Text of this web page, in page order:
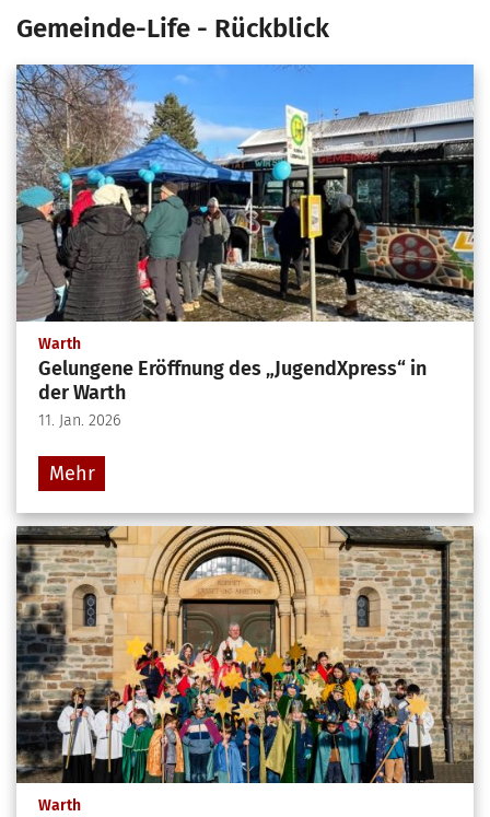
Gemeinde-Life - Rückblick
Warth:
Gelungene Eröffnung des „JugendXpress“ in
der Warth
11. Jan. 2026
Mehr
Warth: